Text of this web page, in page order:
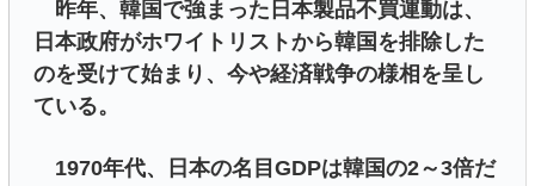
昨年、韓国で強まった日本製品不買運動は、
日本政府がホワイトリストから韓国を排除した
のを受けて始まり、今や経済戦争の様相を呈し
ている。
1970年代、日本の名目GDPは韓国の2～3倍だ